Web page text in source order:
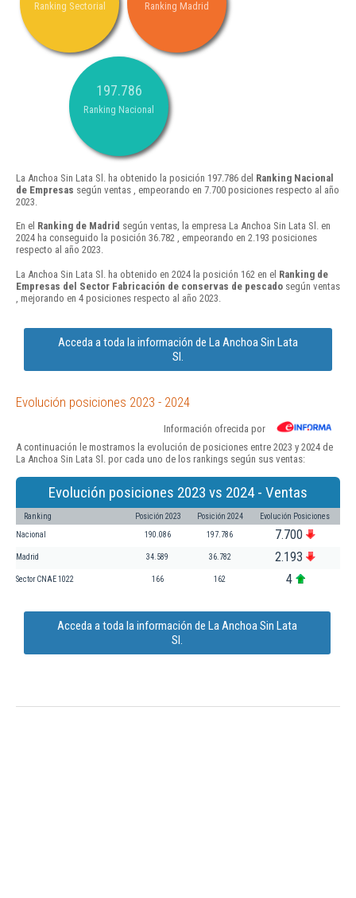
Ranking Sectorial Ranking Madrid
197.786
Ranking Nacional
La Anchoa Sin Lata Sl. ha obtenido la posición 197.786 del Ranking Nacional
de Empresas según ventas , empeorando en 7.700 posiciones respecto al año
2023.
En el Ranking de Madrid según ventas, la empresa La Anchoa Sin Lata Sl. en
2024 ha conseguido la posición 36.782 , empeorando en 2.193 posiciones
respecto al año 2023.
La Anchoa Sin Lata Sl. ha obtenido en 2024 la posición 162 en el Ranking de
Empresas del Sector Fabricación de conservas de pescado según ventas
, mejorando en 4 posiciones respecto al año 2023.
Acceda a toda la información de La Anchoa Sin Lata
Sl.
Evolución posiciones 2023 - 2024
Información ofrecida por
A continuación le mostramos la evolución de posiciones entre 2023 y 2024 de
La Anchoa Sin Lata Sl. por cada uno de los rankings según sus ventas:
Evolución posiciones 2023 vs 2024 - Ventas
Ranking Posición 2023 Posición 2024 Evolución Posiciones
Nacional 190.086 197.786 7.700
Madrid 34.589 36.782 2.193
Sector CNAE 1022 166 162 4
Acceda a toda la información de La Anchoa Sin Lata
Sl.